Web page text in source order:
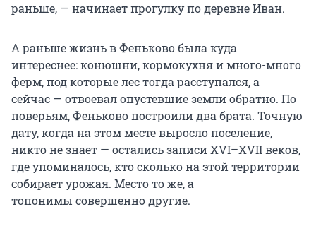
раньше, — начинает прогулку по деревне Иван.
А раньше жизнь в Феньково была куда
интереснее: конюшни, кормокухня и много-много
ферм, под которые лес тогда расступался, а
сейчас — отвоевал опустевшие земли обратно. По
поверьям, Феньково построили два брата. Точную
дату, когда на этом месте выросло поселение,
никто не знает — остались записиXVI–XVII веков,
где упоминалось, кто сколько на этой территории
собирает урожая. Место то же, а
топонимы совершенно другие.